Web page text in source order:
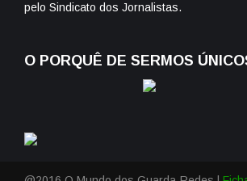
pelo Sindicato dos Jornalistas.
O PORQUÊ DE SERMOS